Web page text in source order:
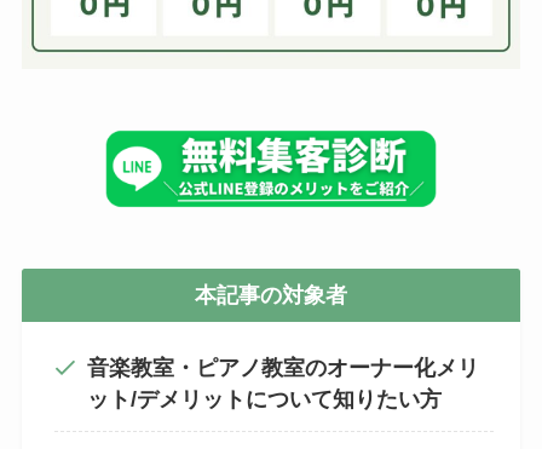
本記事の対象者
音楽教室・ピアノ教室のオーナー化メリ
ット/デメリットについて知りたい方